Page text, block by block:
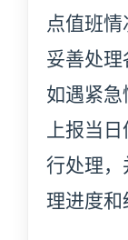
点值班情
妥善处理
如遇紧
上报当
行处理，
理进度和